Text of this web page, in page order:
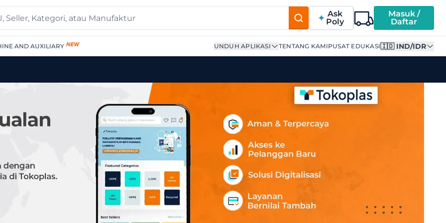
Ask
Poly
Masuk /
Daftar
AND AUXILIARY UNDUH APLIKASI TENTANG KAMIPUSAT EDUKASI🇮🇩 IND/IDR
Terpercaya